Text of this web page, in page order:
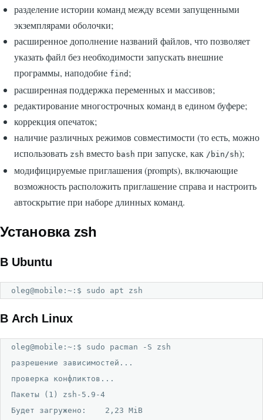
разделение истории команд между всеми запущенными
экземплярами оболочки;
расширенное дополнение названий файлов, что позволяет
указать файл без необходимости запускать внешние
программы, наподобие find ;
расширенная поддержка переменных и массивов;
редактирование многострочных команд в едином буфере;
коррекция опечаток;
наличие различных режимов совместимости (то есть, можно
использовать zsh вместо bash при запуске, как /bin/sh);
модифицируемые приглашения (prompts), включающие
возможность расположить приглашение справа и настроить
автоскрытие при наборе длинных команд.
Установка zsh
В Ubuntu
oleg@mobile:~:$ sudo apt zsh
В Arch Linux
oleg@mobile:~:$ sudo pacman -S zsh
разрешение зависимостей...
проверка конфликтов...
Пакеты (1) zsh-5.9-4
Будет загружено:    2,23 MiB